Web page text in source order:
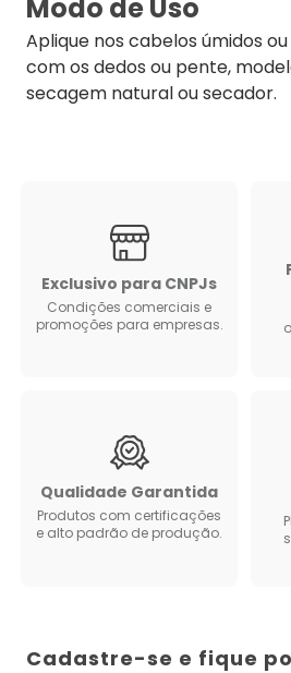
Modo de Uso
Aplique nos cabelos úmidos
com os dedos ou pente,
secagem natural ou secador.
Exclusivo para CNPJs
Condições comerciais e
promoções para empresas.
Qualidade Garantida
Produtos com certificações
e alto padrão de produção.
Cadastre-se e fique